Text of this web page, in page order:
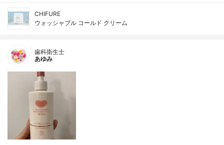
CHIFURE
ウォッシャブル コールド クリーム
歯科衛生士
あゆみ